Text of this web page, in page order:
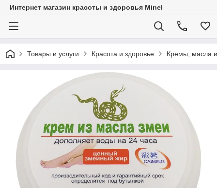
Интернет магазин красоты и здоровья Minel
Товары и услуги Красота и здоровье Кремы, масла